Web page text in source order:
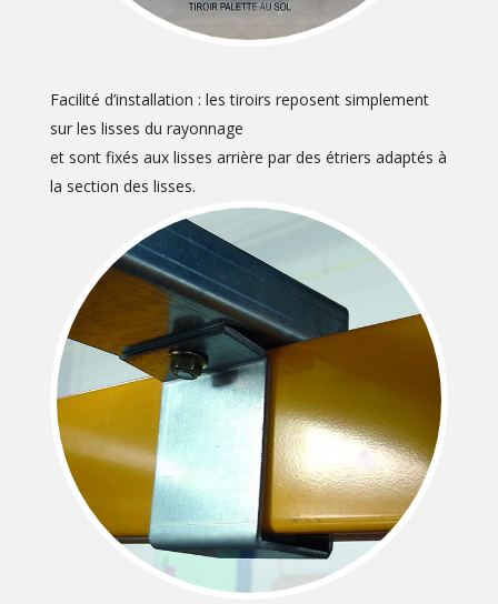
Facilité d’installation : les tiroirs reposent simplement
sur les lisses du rayonnage
et sont fixés aux lisses arrière par des étriers adaptés à
la section des lisses.